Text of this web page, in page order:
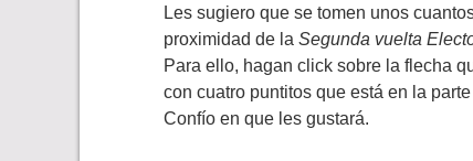
Les sugiero que se tomen unos
proximidad de la Segunda vuelta
Para ello, hagan click sobre la flecha
con cuatro puntitos que está en la
Confío en que les gustará.